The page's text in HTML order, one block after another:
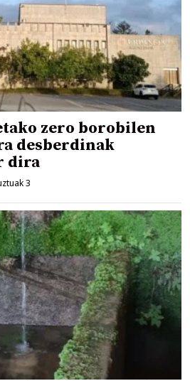
zero borobilen
desberdinak
dira
3